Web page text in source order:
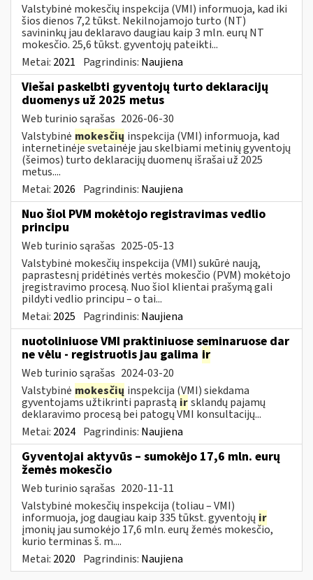
Valstybinė mokesčių inspekcija (VMI) informuoja, kad iki
šios dienos 7,2 tūkst. Nekilnojamojo turto (NT)
savininkų jau deklaravo daugiau kaip 3 mln. eurų NT
mokesčio. 25,6 tūkst. gyventojų pateikti...
Metai: 2021 Pagrindinis: Naujiena
Viešai paskelbti gyventojų turto deklaracijų
duomenys už 2025 metus
Web turinio sąrašas 2026-06-30
Valstybinė mokesčių inspekcija (VMI) informuoja, kad
internetinėje svetainėje jau skelbiami metinių gyventojų
(šeimos) turto deklaracijų duomenų išrašai už 2025
metus....
Metai: 2026 Pagrindinis: Naujiena
Nuo šiol PVM mokėtojo registravimas vedlio
principu
Web turinio sąrašas 2025-05-13
Valstybinė mokesčių inspekcija (VMI) sukūrė naują,
paprastesnį pridėtinės vertės mokesčio (PVM) mokėtojo
įregistravimo procesą. Nuo šiol klientai prašymą gali
pildyti vedlio principu – o tai...
Metai: 2025 Pagrindinis: Naujiena
nuotoliniuose VMI praktiniuose seminaruose dar
ne vėlu - registruotis jau galima ir
Web turinio sąrašas 2024-03-20
Valstybinė mokesčių inspekcija (VMI) siekdama
gyventojams užtikrinti paprastą irsklandų pajamų
deklaravimo procesą bei patogų VMI konsultacijų...
Metai: 2024 Pagrindinis: Naujiena
Gyventojai aktyvūs – sumokėjo 17,6 mln. eurų
žemės mokesčio
Web turinio sąrašas 2020-11-11
Valstybinė mokesčių inspekcija (toliau – VMI)
informuoja, jog daugiau kaip 335 tūkst. gyventojų ir
įmonių jau sumokėjo 17,6 mln. eurų žemės mokesčio,
kurio terminas š. m....
Metai: 2020 Pagrindinis: Naujiena